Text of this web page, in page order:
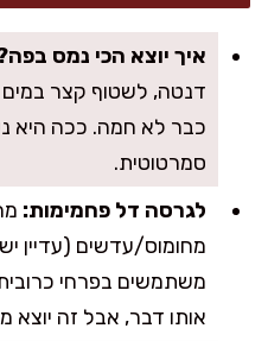
איך יוצא הכי נמס
דנטה, לשטוף קצר
כבר לא חמה. ככה היא
סמרטוטית.
לגרסה דל פחמימות:
מחומוס/עדשים (עדיין
משתמשים בפרחי
אותו דבר, אבל זה יוצא